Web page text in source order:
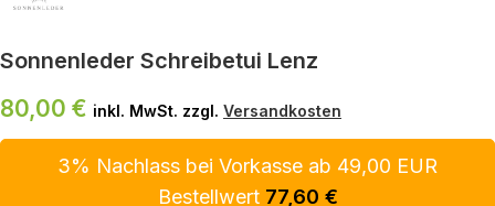
Sonnenleder Schreibetui Lenz
80,00 € inkl. MwSt. zzgl. Versandkosten
3% Nachlass bei Vorkasse ab 49,00 EUR
Bestellwert 77,60 €